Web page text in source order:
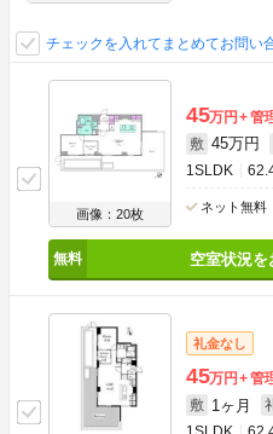
チェックを入れてまとめてお問い
画像：20枚
45万円 管
敷 45万円
1SLDK
ネット無料
空室状況を
礼金なし
45万円 管
敷 1ヶ月